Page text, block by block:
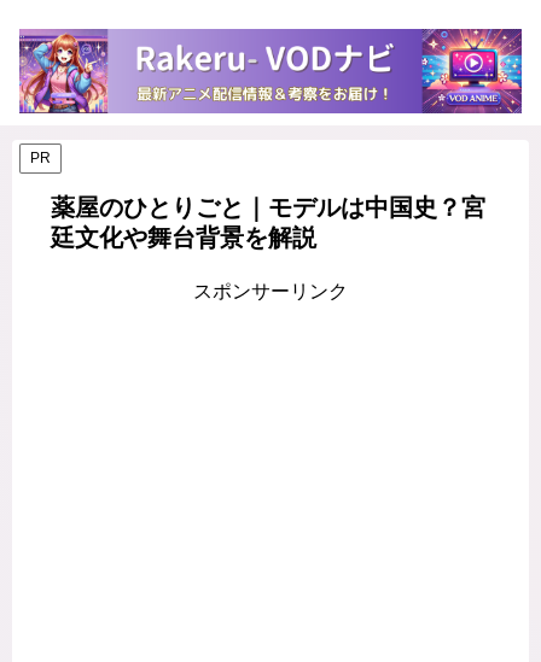
PR
薬屋のひとりごと｜モデルは中国史？宮
廷文化や舞台背景を解説
スポンサーリンク